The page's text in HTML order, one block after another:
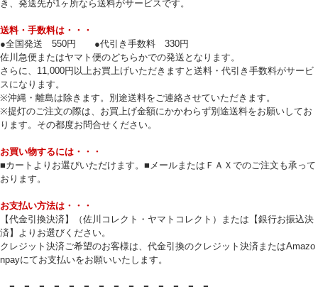
き、発送先が1ヶ所なら送料がサービスです。
送料・手数料は・・・
●全国発送 550円 ●代引き手数料 330円
佐川急便またはヤマト便のどちらかでの発送となります。
さらに、11,000円以上お買上げいただきますと送料・代引き手数料がサービ
スになります。
※沖縄・離島は除きます。別途送料をご連絡させていただきます。
※提灯のご注文の際は、お買上げ金額にかかわらず別途送料をお願いしてお
ります。その都度お問合せください。
お買い物するには・・・
■カートよりお選びいただけます。■メールまたはＦＡＸでのご注文も承って
おります。
お支払い方法は・・・
【代金引換決済】（佐川コレクト・ヤマトコレクト）または【銀行お振込決
済】よりお選びください。
クレジット決済ご希望のお客様は、代金引換のクレジット決済またはAmazo
npayにてお支払いをお願いいたします。